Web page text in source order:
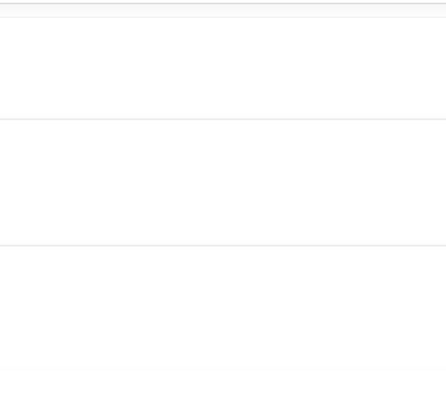
சேதம் (rhabdomyolysis) போன்ற கடுமையான பக்க விளைவுகள் ஏற்படலாம்.
தொடர்பு கொள்ளவும்.
ஆலோசனை
கல்லீரல் நோய் அல்லது தசை பிரச்சினைகள் இருந்தால், உங்கள் உடல்நிலை பற்றி
இந்த மருந்தை எடுத்துக் கொண்டிருக்கும் போது மது (alcohol)
கொண்டிருக்கும் போது உணவு மற்றும் உடற்பயிற்சி குறித்து உங்கள் மருத்துவர்
பொதுப் பெயர் (generic name) என்ன?
பொருளின் பொதுப் பெயர் Rosuvastatin.